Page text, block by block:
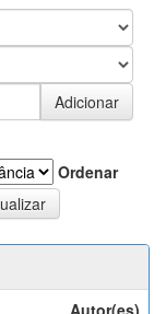
Ordenar
Autor(es)